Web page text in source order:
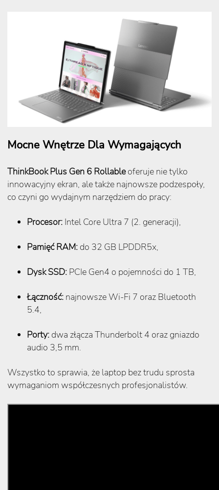
Mocne Wnętrze Dla Wymagających
ThinkBook Plus Gen 6 Rollableoferuje nie tylko
innowacyjny ekran, ale także najnowsze podzespoły,
co czyni go wydajnym narzędziem do pracy:
Procesor: Intel Core Ultra 7 (2. generacji),
Pamięć RAM: do 32 GB LPDDR5x,
Dysk SSD: PCIe Gen4 o pojemności do 1 TB,
Łączność: najnowsze Wi-Fi 7 oraz Bluetooth
5.4,
Porty: dwa złącza Thunderbolt 4 oraz gniazdo
audio 3,5 mm.
Wszystko to sprawia, że laptop bez trudu sprosta
wymaganiom współczesnych profesjonalistów.